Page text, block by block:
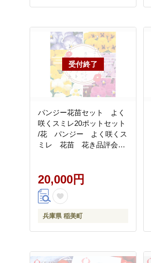
パンジー花苗セット よく
咲くスミレ20ポットセット
/花 パンジー よく咲くス
ミレ 花苗 花き品評会理
の苗 花の苗物
20,000円
兵庫県 稲美町